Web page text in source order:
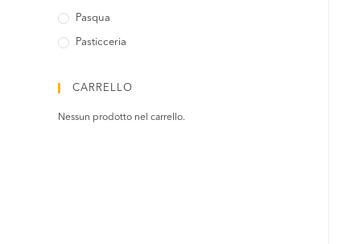
Pasqua
Pasticceria
CARRELLO
Nessun prodotto nel carrello.